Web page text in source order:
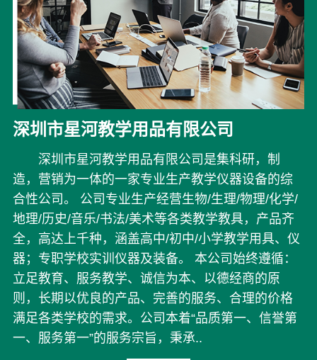
深圳市星河教学用品有限公司
深圳市星河教学用品有限公司是集科研，制
造，营销为一体的一家专业生产教学仪器设备的综
合性公司。 公司专业生产经营生物/生理/物理/化学/
地理/历史/音乐/书法/美术等各类教学教具，产品齐
全，高达上千种，涵盖高中/初中/小学教学用具、仪
器；专职学校实训仪器及装备。 本公司始终遵循：
立足教育、服务教学、诚信为本、以德经商的原
则，长期以优良的产品、完善的服务、合理的价格
满足各类学校的需求。公司本着“品质第一、信誉第
一、服务第一”的服务宗旨，秉承..